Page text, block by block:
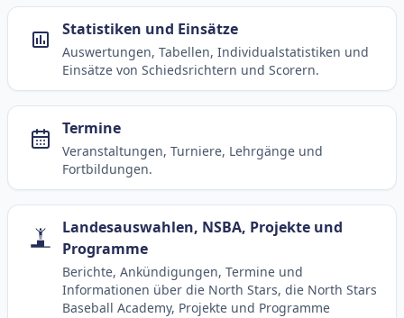
Statistiken und Einsätze
Auswertungen, Tabellen, Individualstatistiken und
Einsätze von Schiedsrichtern und Scorern.
Termine
Veranstaltungen, Turniere, Lehrgänge und
Fortbildungen.
Landesauswahlen, NSBA, Projekte und
Programme
Berichte, Ankündigungen, Termine und
Informationen über die North Stars, die North Stars
Baseball Academy, Projekte und Programme